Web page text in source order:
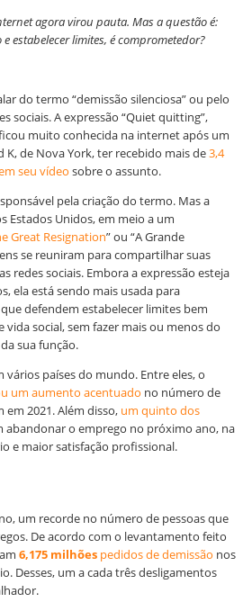
agora virou pauta. Mas a questão é:
estabelecer limites, é comprometedor?
do termo “demissão silenciosa” ou pelo
sociais. A expressão “Quiet quitting”,
muito conhecida na internet após um
K, de Nova York, ter recebido mais de3,4
seu vídeo sobre o assunto.
pela criação do termo. Mas a
Estados Unidos, em meio a um
Great Resignation” ou “A Grande
se reuniram para compartilhar suas
redes sociais. Embora a expressão esteja
ela está sendo mais usada para
defendem estabelecer limites bem
social, sem fazer mais ou menosdo
sua função.
vários países do mundo. Entre eles, o
um aumento acentuado no número de
em 2021. Além disso, um quinto dos
abandonar o emprego no próximo ano, na
e maior satisfação profissional.
um recorde no número de pessoas que
De acordo com o levantamento feito
6,175 milhões pedidos de demissão nos
Desses, um a cada três desligamentos